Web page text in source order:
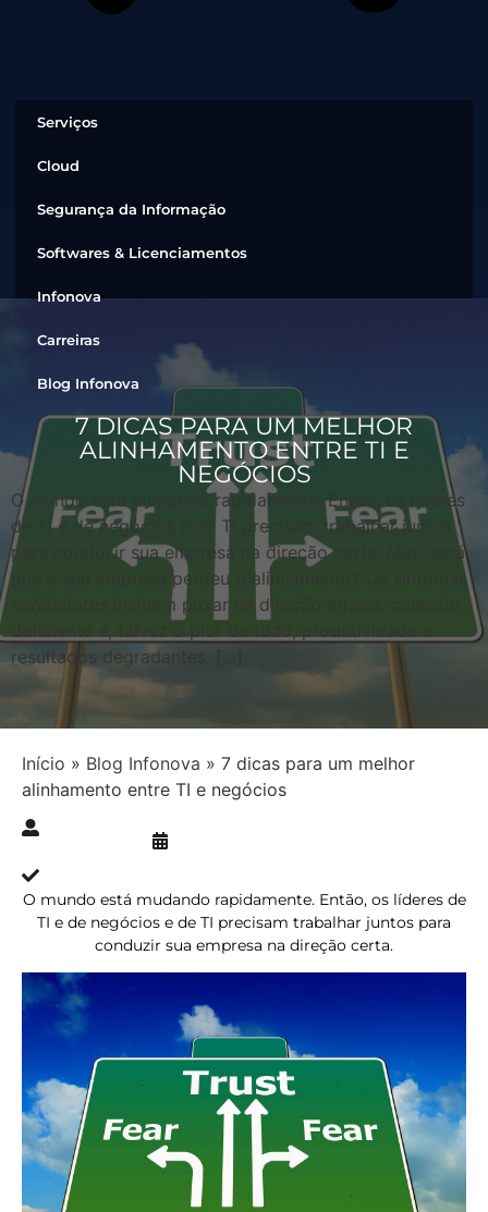
Serviços
Cloud
Segurança da Informação
Softwares & Licenciamentos
Infonova
Carreiras
Blog Infonova
7 DICAS PARA UM MELHOR
ALINHAMENTO ENTRE TI E
NEGÓCIOS
O mundo está mudando rapidamente. Então, os líderes
de TI e de negócios e de TI precisam trabalhar juntos
para conduzir sua empresa na direção certa. Mas, será
que a sua empresa perdeu o alinhamento? Os sintomas
reveladores incluem puxar na direção errada, controle
resultados degradantes. […]
Início » Blog Infonova » 7 dicas para um melhor
alinhamento entre TI e negócios
O mundo está mudando rapidamente. Então, os líderes de
TI e de negócios e de TI precisam trabalhar juntos para
conduzir sua empresa na direção certa.